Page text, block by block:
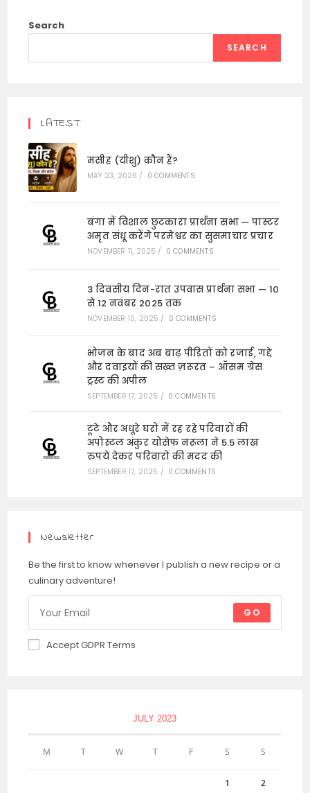
Search
SEARCH
LATEST
मसीह (यीशु) कौन हैं?
MAY 23, 2026 / 0 COMMENTS
बंगा में विशाल छुटकारा प्रार्थना सभा — पास्टर
अमृत संधू करेंगे परमेश्वर का सुसमाचार प्रचार
NOVEMBER 11, 2025 / 0 COMMENTS
3 दिवसीय दिन-रात उपवास प्रार्थना सभा — 10
से 12 नवंबर 2025 तक
NOVEMBER 10, 2025 / 0 COMMENTS
भोजन के बाद अब बाढ़ पीड़ितों को रजाई, गद्दे
और दवाइयों की सख़्त ज़रूरत – ऑसम ग्रेस
ट्रस्ट की अपील
SEPTEMBER 17, 2025 / 0 COMMENTS
टूटे और अधूरे घरों में रह रहे परिवारों की
अपोस्टल अंकुर योसेफ नरूला ने 5.5 लाख
रुपये देकर परिवारों की मदद की
SEPTEMBER 17, 2025 / 0 COMMENTS
Newsletter
Be the first to know whenever I publish a new recipe or a
culinary adventure!
GO
Accept GDPR Terms
JULY 2023
M T W T F S S
1 2